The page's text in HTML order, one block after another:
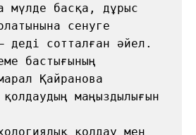
мүлде басқа, дұрыс
сенуге
деді сотталған әйел.
Қайранова
маңыздылығын